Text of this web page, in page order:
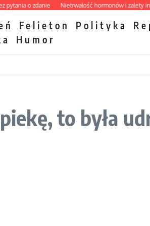
o zdanie Nietrwałość hormonów i zalety
Felieton Polityka
Humor
to była